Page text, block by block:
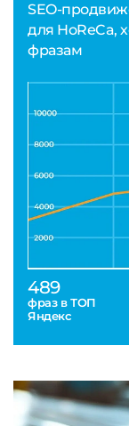
SEO-
для HoReCa,
фразам
489
фраз в ТОП
Яндекс